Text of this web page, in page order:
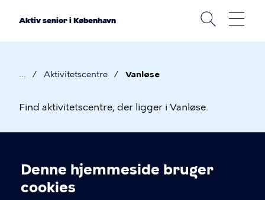
Cookieindstillinger
Denne hjemmeside bruger
cookies
Aktiv senior i København
Aktivitetscentre Vanløse
Aktivitetscentre
i
Find aktivitetscentre, der ligger i Vanløse.
Linkoversigt